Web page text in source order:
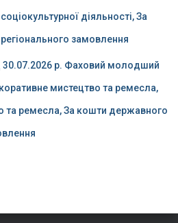
діяльності, За
замовлення
30.07.2026 р. Фаховий молодший
мистецтво та ремесла,
та ремесла, За кошти державного